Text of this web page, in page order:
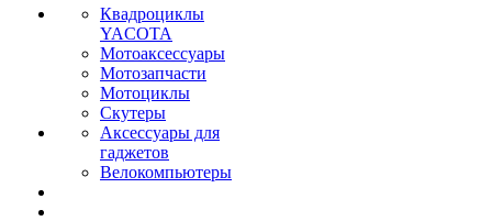
Квадроциклы
YACOTA
Мотоаксессуары
Мотозапчасти
Мотоциклы
Скутеры
Аксессуары для
гаджетов
Велокомпьютеры